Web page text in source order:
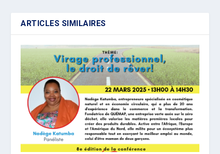
ARTICLES SIMILAIRES